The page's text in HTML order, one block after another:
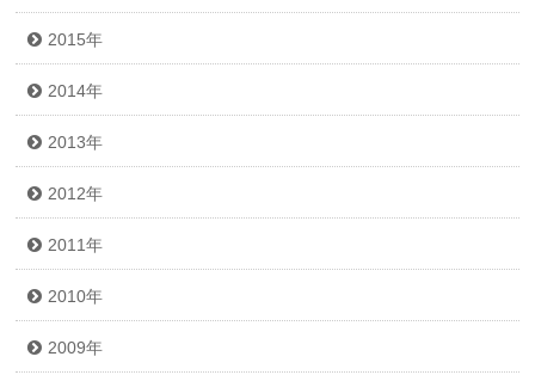
2015年
2014年
2013年
2012年
2011年
2010年
2009年